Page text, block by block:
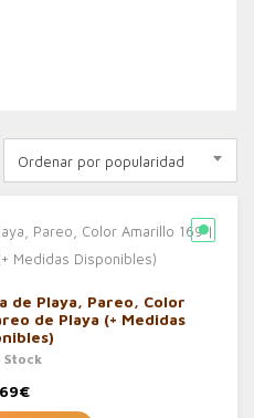
Ordenar por popularidad
Playa, Pareo, Color
de Playa (+ Medidas
Stock
€